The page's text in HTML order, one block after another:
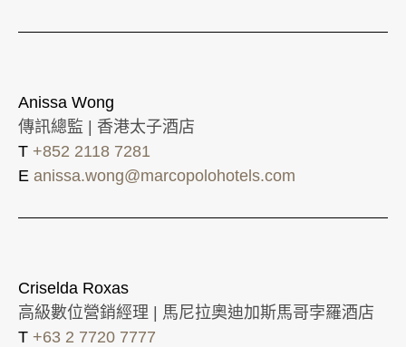
Anissa Wong
傳訊總監 | 香港太子酒店
T +852 2118 7281
E anissa.wong@marcopolohotels.com
Criselda Roxas
高級數位營銷經理 | 馬尼拉奧迪加斯馬哥孛羅酒店
T +63 2 7720 7777